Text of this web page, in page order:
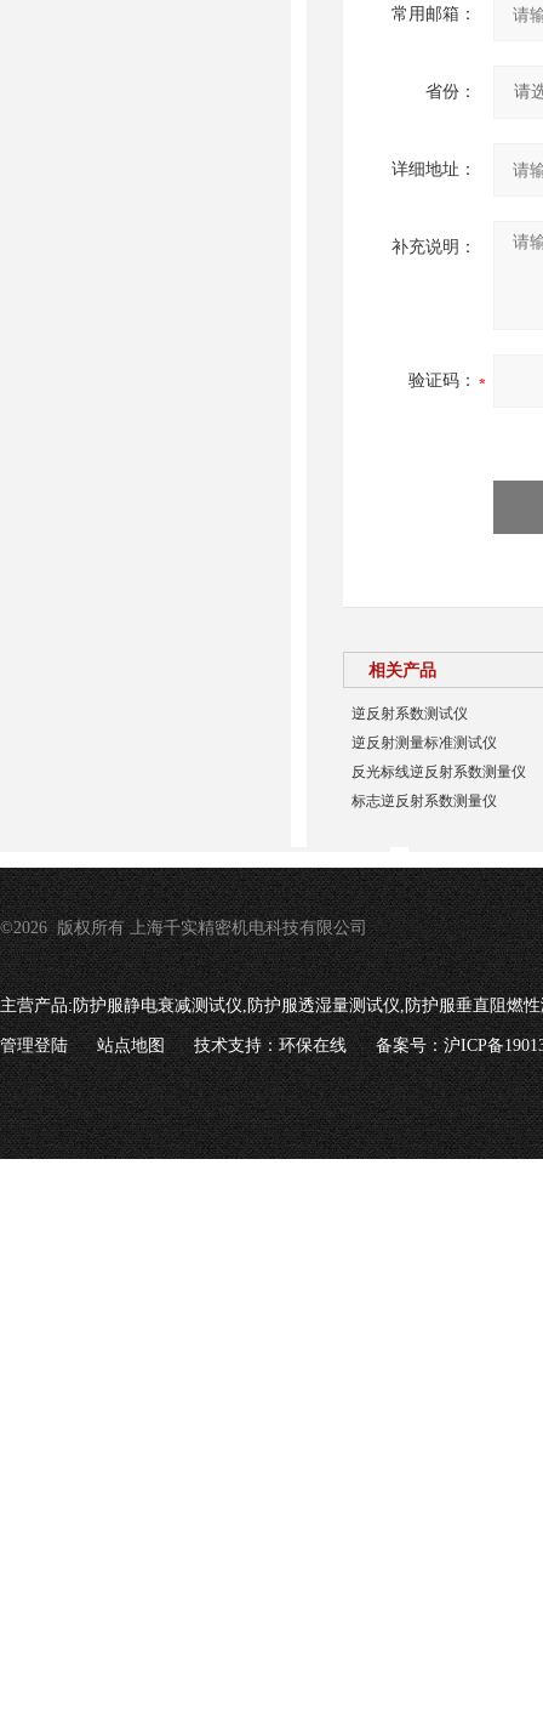
常用邮箱：
省份：
详细地址：
补充说明：
验证码：
相关产品
逆反射系数测试仪
逆反射测量标准测试仪
反光标线逆反射系数测量仪
标志逆反射系数测量仪
©2026 版权所有 上海千实精密机电科技有限公司
主营产品:防护服静电衰减测试仪,防护服透湿量测试仪,防护服垂直阻燃
管理登陆 站点地图 技术支持：环保在线 备案号：沪ICP备